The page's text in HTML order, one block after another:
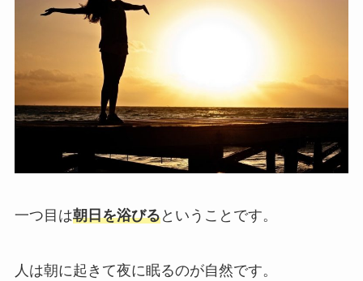
一つ目は朝日を浴びるということです。
人は朝に起きて夜に眠るのが自然です。